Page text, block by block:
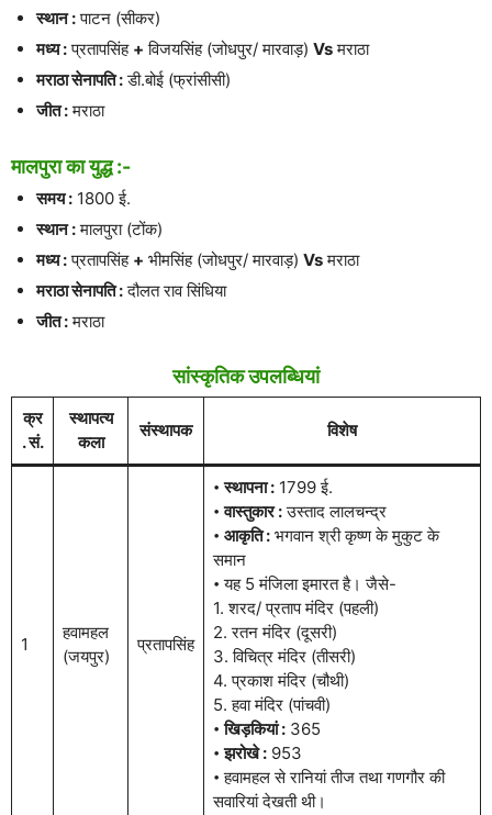
स्थान :पाटन (सीकर)
मध्य :प्रतापसिंह + विजयसिंह (जोधपुर/ मारवाड़) Vsमराठा
मराठा सेनापति :डी.बोई (फ्रांसीसी)
जीत :मराठा
मालपुरा का युद्ध :-
समय :1800 ई.
स्थान :मालपुरा (टोंक)
मध्य :प्रतापसिंह + भीमसिंह (जोधपुर/ मारवाड़) Vsमराठा
मराठा सेनापति :दौलत राव सिंधिया
जीत :मराठा
सांस्कृतिक उपलब्धियां
क्र
. सं.
स्थापत्य
कला
संस्थापक विशेष
1
हवामहल
(जयपुर)
प्रतापसिंह
𑇐स्थापना : 1799 ई.
𑇐वास्तुकार :उस्ताद लालचन्द्र
𑇐 आकृति : भगवान श्री कृष्ण के मुकुट के
समान
𑇐 यह 5 मंजिला इमारत है। जैसे-
1. शरद/ प्रताप मंदिर (पहली)
2. रतन मंदिर (दूसरी)
3. विचित्र मंदिर (तीसरी)
4. प्रकाश मंदिर (चौथी)
5. हवा मंदिर (पांचवी)
𑇐खिड़कियां : 365
𑇐झरोखे : 953
𑇐 हवामहल से रानियां तीज तथा गणगौर की
सवारियां देखती थी।